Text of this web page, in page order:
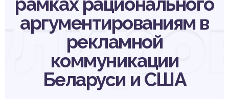
аргументированиям в
рекламной
коммуникации
Беларуси и США